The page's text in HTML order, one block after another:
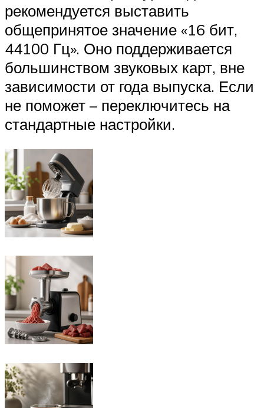
рекомендуется выставить
общепринятое значение «16 бит,
44100 Гц». Оно поддерживается
большинством звуковых карт, вне
зависимости от года выпуска. Если
не поможет – переключитесь на
стандартные настройки.